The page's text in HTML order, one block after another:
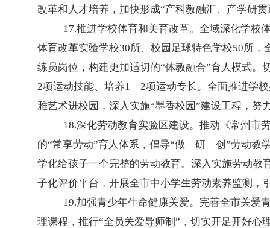
改革和人才培养，加快形成“产科教融汇、产学研
17.推进学校体育和美育改革。全域深化学校
体育改革实验学校30所、校园足球特色学校50所
练员岗位，构建更加适切的“体教融合”育人模式
2项运动技能、培养1—2项运动专长。全面推进学
雅艺术进校园，深入实施“墨香校园”建设工程，
18.深化劳动教育实验区建设。推动《常州市
的“常享劳动”育人体系，倡导“做—研—创”劳动教
学化给孩子一个完整的劳动教育。深入实施劳动教
子化评价平台，开展全市中小学生劳动素养监测，
19.加强青少年生命健康关爱。完善全市关爱
理课程，推行“全员关爱导师制”，切实开足开好心